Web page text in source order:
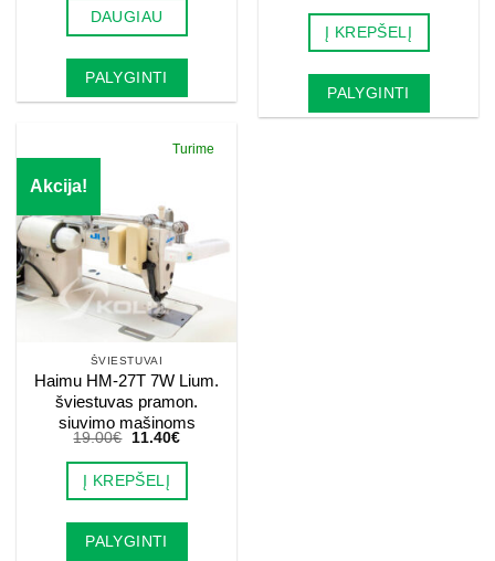
DAUGIAU
PALYGINTI
was:
20.00€.
is:
Į KREPŠELĮ
PALYGINTI
Akcija!
Turime
ŠVIESTUVAI
Haimu HM-27T 7W Lium.
šviestuvas pramon.
siuvimo mašinoms
19.00€
Original
was:
19.00€.
11.40€Current
is:
Į KREPŠELĮ
PALYGINTI